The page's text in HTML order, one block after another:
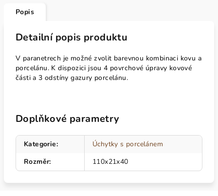
Popis
Detailní popis produktu
V paranetrech je možné zvolit barevnou kombinaci kovu a
porcelánu. K dispozici jsou 4 povrchové úpravy kovové
části a 3 odstíny gazury porcelánu.
Doplňkové parametry
Kategorie:
Úchytky s porcelánem
Rozměr: 110x21x40